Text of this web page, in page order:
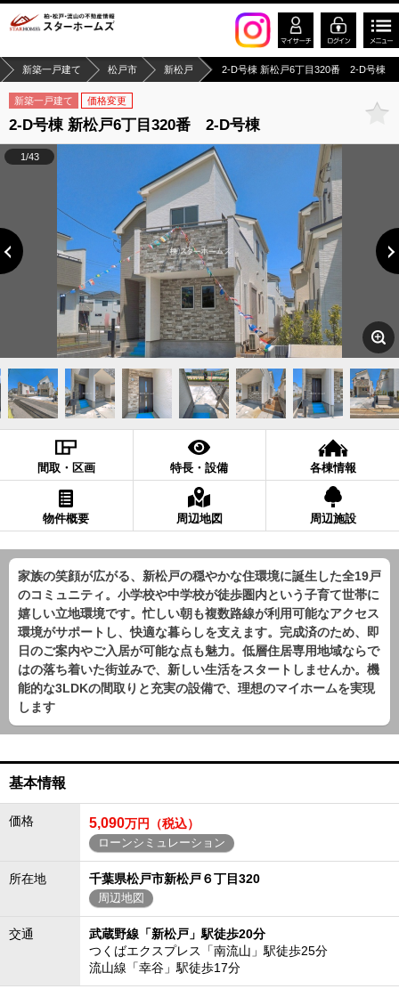
新築一戸建て 松戸市 新松戸 2-D号棟 新松戸6丁目320番 2-D号棟
新築一戸建て 価格変更
2-D号棟 新松戸6丁目320番 2-D号棟
1/43
間取・区画 特長・設備 各棟情報
物件概要 周辺地図 周辺施設
家族の笑顔が広がる、新松戸の穏やかな住環境に誕生した全19戸
のコミュニティ。小学校や中学校が徒歩圏内という子育て世帯に
嬉しい立地環境です。忙しい朝も複数路線が利用可能なアクセス
環境がサポートし、快適な暮らしを支えます。完成済のため、即
日のご案内やご入居が可能な点も魅力。低層住居専用地域ならで
はの落ち着いた街並みで、新しい生活をスタートしませんか。機
能的な3LDKの間取りと充実の設備で、理想のマイホームを実現
します
基本情報
価格 5,090万円（税込）
ローンシミュレーション
所在地 千葉県松戸市新松戸６丁目320
周辺地図
交通
武蔵野線「新松戸」駅徒歩20分
つくばエクスプレス「南流山」駅徒歩25分
流山線「幸谷」駅徒歩17分